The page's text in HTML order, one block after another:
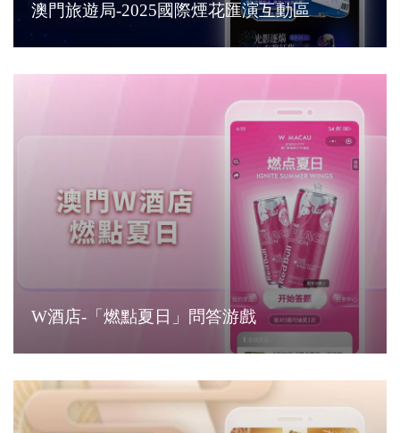
澳門旅遊局-2025國際煙花匯演互動區
W酒店-「燃點夏日」問答游戲